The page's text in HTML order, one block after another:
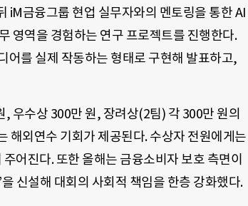
iM금융그룹 현업 실무자와의 멘토링을 통한 AI
영역을 경험하는 연구 프로젝트를 진행한다.
어를 실제 작동하는 형태로 구현해 발표하고,
우수상 300만 원, 장려상(2팀) 각 300만 원의
해외연수 기회가 제공된다. 수상자 전원에게는
어진다. 또한 올해는 금융소비자 보호 측면이
신설해 대회의 사회적 책임을 한층 강화했다.